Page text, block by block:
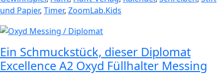
und Papier, Timer, ZoomLab.Kids
Ein Schmuckstück, dieser Diplomat
Excellence A2 Oxyd Füllhalter Messing